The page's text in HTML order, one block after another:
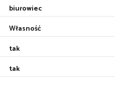
biurowiec
Własność
tak
tak